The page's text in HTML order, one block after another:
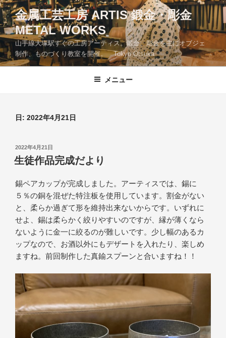
コ
ン
テ
ン
ツ
へ
金属工芸工房 ARTIS 鍛金・彫金
METAL WORKS
山手線大塚駅すぐの工房アーティス。鍛金、彫金を主にオブジェ
制作、ものづくり教室を開催。 Tokyo Otsuka
メニュー
日: 2022年4月21日
投
稿
日:
2022年4月21日
生徒作品完成だより
錫ペアカップが完成しました。アーティスでは、錫に
５％の銅を混ぜた特注板を使用しています。割金がない
と、柔らか過ぎて形を維持出来ないからです。いずれに
せよ、錫は柔らかく絞りやすいのですが、縁が薄くなら
ないように金一に絞るのが難しいです。少し幅のあるカ
ップなので、お酒以外にもデザートを入れたり、楽しめ
ますね。前回制作した真鍮スプーンと合いますね！！